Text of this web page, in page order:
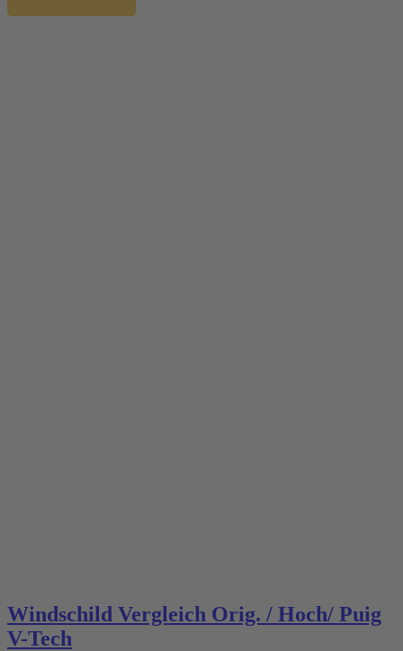
Windschild Vergleich Orig. / Hoch/ Puig
V-Tech